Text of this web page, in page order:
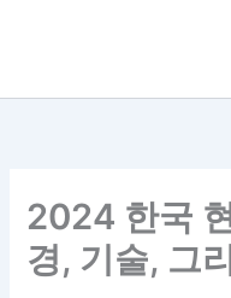
2024 한국
경, 기술, 그